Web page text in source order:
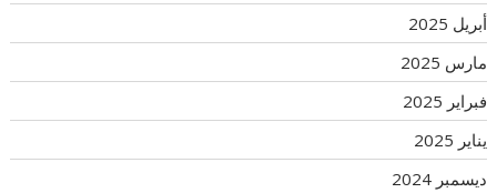
أبريل 2025
مارس 2025
فبراير 2025
يناير 2025
ديسمبر 2024